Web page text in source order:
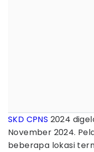
SKD CPNS 2024
November 2024.
beberapa lokasi